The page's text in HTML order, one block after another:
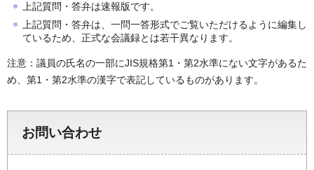
上記質問・答弁は速報版です。
上記質問・答弁は、一問一答形式でご覧いただけるように編集し
ているため、正式な会議録とは若干異なります。
注意：議員の氏名の一部にJIS規格第1・第2水準にない文字があるた
め、第1・第2水準の漢字で表記しているものがあります。
お問い合わせ